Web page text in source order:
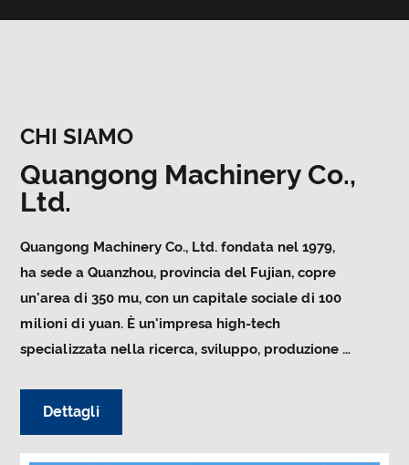
CHI SIAMO
Quangong Machinery Co.,
Ltd.
Quangong Machinery Co., Ltd. fondata nel 1979,
ha sede a Quanzhou, provincia del Fujian, copre
un'area di 350 mu, con un capitale sociale di 100
milioni di yuan. È un'impresa high-tech
specializzata nella ricerca, sviluppo, produzione e
linea di produzione automatica di
macchine per mattoni senza cottura, linea di
Dettagli